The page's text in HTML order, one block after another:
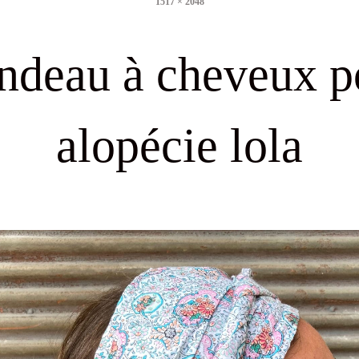
à cheveux
alopécie lola